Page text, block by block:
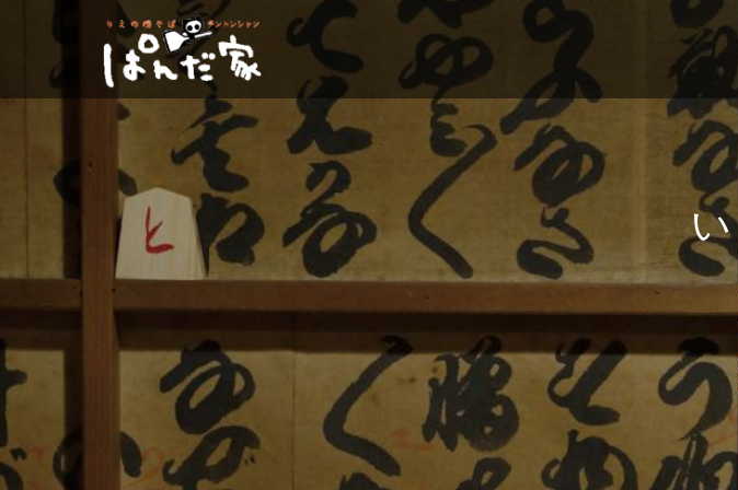
い
ろ
い
ろ
。